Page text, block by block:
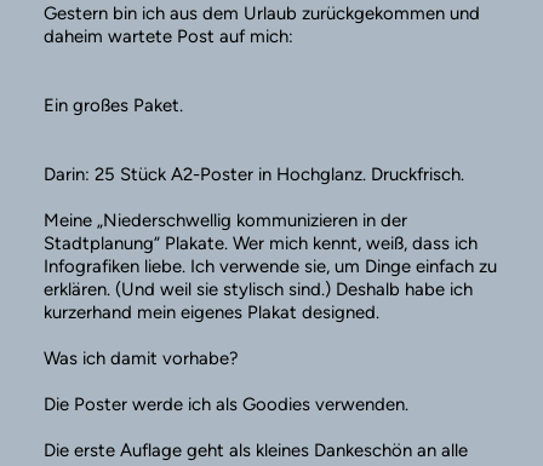
Gestern bin ich aus dem Urlaub zurückgekommen und
daheim wartete Post auf mich:
Ein großes Paket.
Darin: 25 Stück A2-Poster in Hochglanz. Druckfrisch.
Meine „Niederschwellig kommunizieren in der
Stadtplanung“ Plakate. Wer mich kennt, weiß, dass ich
Infografiken liebe. Ich verwende sie, um Dinge einfach zu
erklären. (Und weil sie stylisch sind.) Deshalb habe ich
kurzerhand mein eigenes Plakat designed.
Was ich damit vorhabe?
Die Poster werde ich als Goodies verwenden.
Die erste Auflage geht als kleines Dankeschön an alle